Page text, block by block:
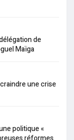
de
Maïga
une crise
politique «